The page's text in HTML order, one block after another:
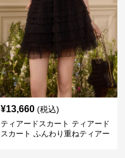
¥13,660 (税込)
ティアードスカート ティアード
スカート ふんわり重ねティアー